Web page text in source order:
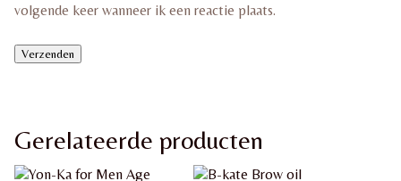
volgende keer wanneer ik een reactie plaats.
Gerelateerde producten